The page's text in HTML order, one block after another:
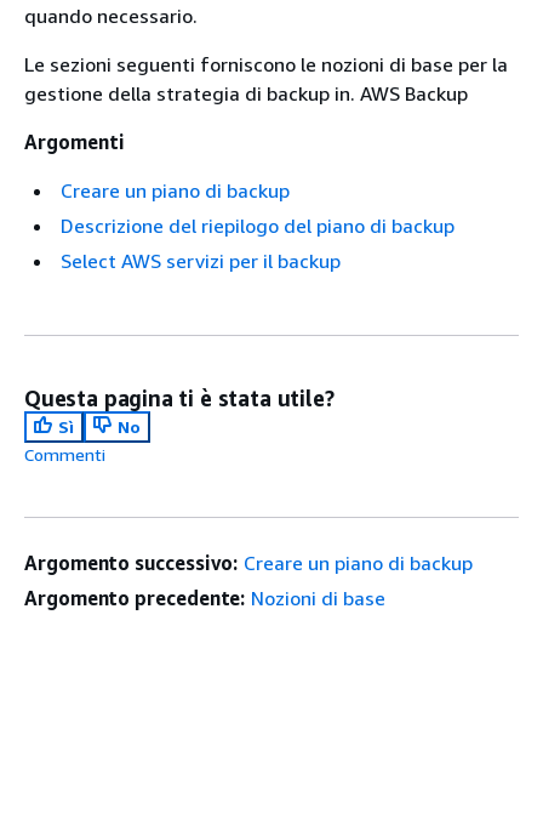
quando necessario.
Le sezioni seguenti forniscono le nozioni di base per la
gestione della strategia di backup in. AWS Backup
Argomenti
Creare un piano di backup
Descrizione del riepilogo del piano di backup
Select AWS servizi per il backup
Questa pagina ti è stata utile?
Sì
No
Commenti
Argomento successivo: Creare un piano di backup
Argomento precedente: Nozioni di base